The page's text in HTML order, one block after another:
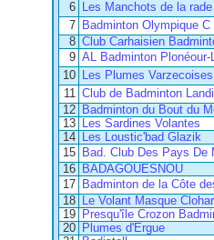
6
Les Manchots de la rade
7
Badminton Olympique
8 Club Carhaisien
9 AL Badminton Plonéour-
10
Les Plumes Varzecoises
11 Club de Badminton
12
Badminton du Bout du
13
Les Sardines Volantes
14
Les Loustic'bad Glazik
15
Bad. Club Des Pays De
16
BADAGOUESNOU
17
Badminton de la Côte
18
Le Volant Masque
19
Presqu'île Crozon
20
Plumes d'Ergue